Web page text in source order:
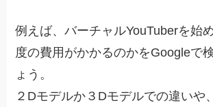
例えば、バーチャルYouTuberを始
度の費用がかかるのかをGoogleで
ょう。
２Dモデルか３Dモデルでの違いや